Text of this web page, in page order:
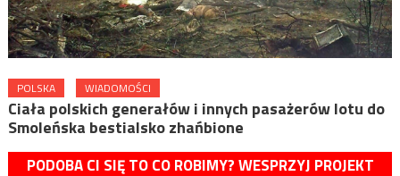
POLSKA WIADOMOŚCI
Ciała polskich generałów i innych pasażerów lotu do
Smoleńska bestialsko zhańbione
PODOBA CI SIĘ TO CO ROBIMY? WESPRZYJ PROJEKT